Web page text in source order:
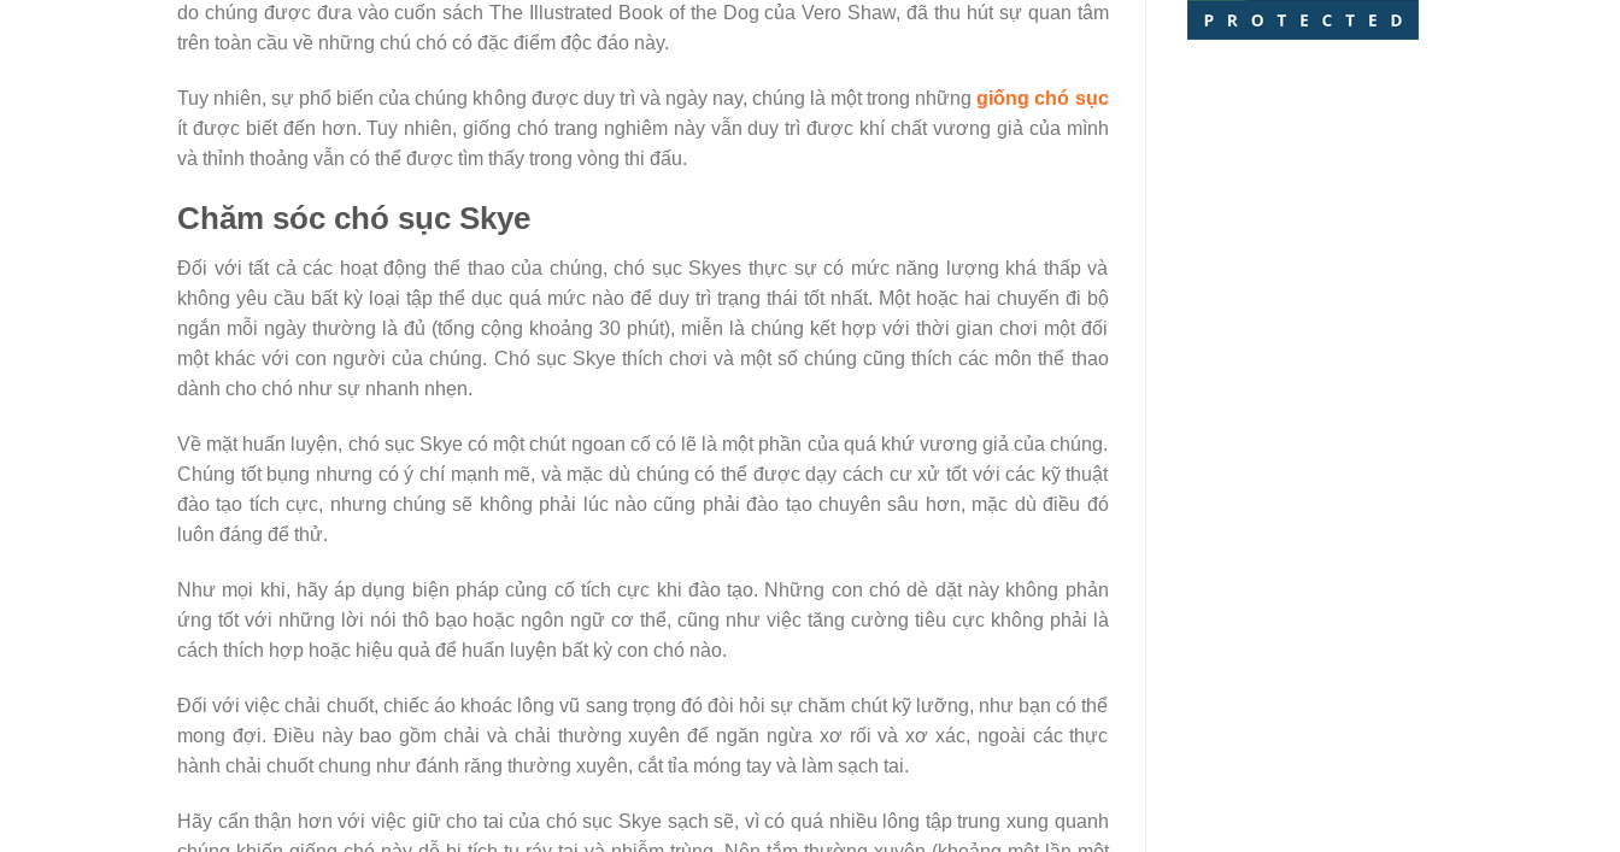
do chúng được đưa vào cuốn sách The Illustrated Book of the Dog của Vero Shaw, đã thu hút sự quan tâm
trên toàn cầu về những chú chó có đặc điểm độc đáo này.
Tuy nhiên, sự phổ biến của chúng không được duy trì và ngày nay, chúng là một trong nhữnggiống chó sục
ít được biết đến hơn. Tuy nhiên, giống chó trang nghiêm này vẫn duy trì được khí chất vương giả của mình
và thỉnh thoảng vẫn có thể được tìm thấy trong vòng thi đấu.
Chăm sóc chó sục Skye
Đối với tất cả các hoạt động thể thao của chúng, chó sục Skyes thực sự có mức năng lượng khá thấp và
không yêu cầu bất kỳ loại tập thể dục quá mức nào để duy trì trạng thái tốt nhất. Một hoặc hai chuyến đi bộ
ngắn mỗi ngày thường là đủ (tổng cộng khoảng 30 phút), miễn là chúng kết hợp với thời gian chơi một đối
một khác với con người của chúng. Chó sục Skye thích chơi và một số chúng cũng thích các môn thể thao
dành cho chó như sự nhanh nhẹn.
Về mặt huấn luyện, chó sục Skye có một chút ngoan cố có lẽ là một phần của quá khứ vương giả của chúng.
Chúng tốt bụng nhưng có ý chí mạnh mẽ, và mặc dù chúng có thể được dạy cách cư xử tốt với các kỹ thuật
đào tạo tích cực, nhưng chúng sẽ không phải lúc nào cũng phải đào tạo chuyên sâu hơn, mặc dù điều đó
luôn đáng để thử.
Như mọi khi, hãy áp dụng biện pháp củng cố tích cực khi đào tạo. Những con chó dè dặt này không phản
ứng tốt với những lời nói thô bạo hoặc ngôn ngữ cơ thể, cũng như việc tăng cường tiêu cực không phải là
cách thích hợp hoặc hiệu quả để huấn luyện bất kỳ con chó nào.
Đối với việc chải chuốt, chiếc áo khoác lông vũ sang trọng đó đòi hỏi sự chăm chút kỹ lưỡng, như bạn có thể
mong đợi. Điều này bao gồm chải và chải thường xuyên để ngăn ngừa xơ rối và xơ xác, ngoài các thực
hành chải chuốt chung như đánh răng thường xuyên, cắt tỉa móng tay và làm sạch tai.
Hãy cẩn thận hơn với việc giữ cho tai của chó sục Skye sạch sẽ, vì có quá nhiều lông tập trung xung quanh